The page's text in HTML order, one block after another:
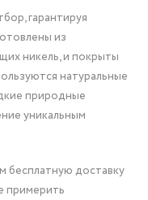
гарантируя
из
никель, и покрыты
натуральные
природные
уникальным
бесплатную доставку
примерить